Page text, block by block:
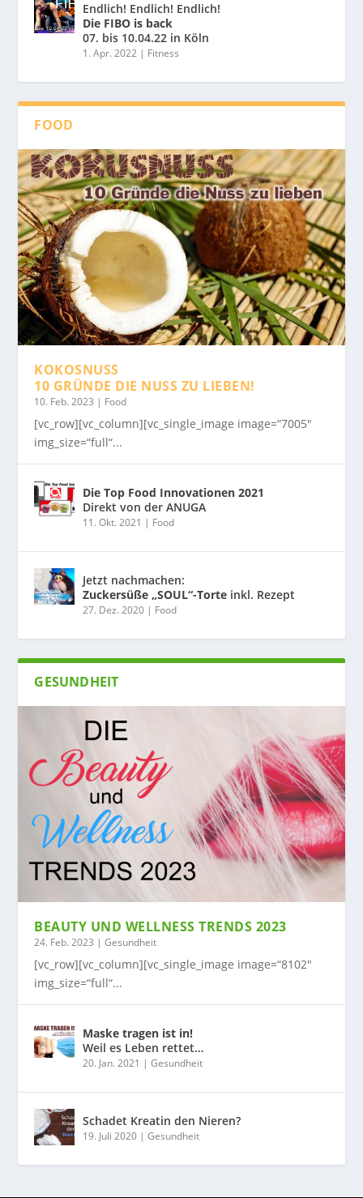
Endlich! Endlich! Endlich!
Die FIBO is back
07. bis 10.04.22 in Köln
1. Apr. 2022 | Fitness
FOOD
KOKOSNUSS
10 GRÜNDE DIE NUSS ZU LIEBEN!
10. Feb. 2023 | Food
[vc_row][vc_column][vc_single_image image=“7005″
img_size=“full“...
Die Top Food Innovationen 2021
Direkt von der ANUGA
11. Okt. 2021 | Food
Jetzt nachmachen:
Zuckersüße „SOUL“-Torte inkl. Rezept
27. Dez. 2020 | Food
GESUNDHEIT
BEAUTY UND WELLNESS TRENDS 2023
24. Feb. 2023 |Gesundheit
[vc_row][vc_column][vc_single_image image=“8102″
img_size=“full“...
Maske tragen ist in!
Weil es Leben rettet…
20. Jan. 2021 |Gesundheit
Schadet Kreatin den Nieren?
19. Juli 2020 |Gesundheit